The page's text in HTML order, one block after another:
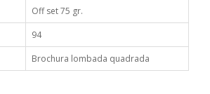
Off set 75 gr.
94
Brochura lombada quadrada